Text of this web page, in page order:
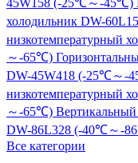
45W158 (-25℃～-45℃)
холодильник DW-
низкотемпературный
～-65℃)
DW-45W418 (-25℃～-
низкотемпературный
～-65℃)
DW-86L328 (-40℃～-
Все категории